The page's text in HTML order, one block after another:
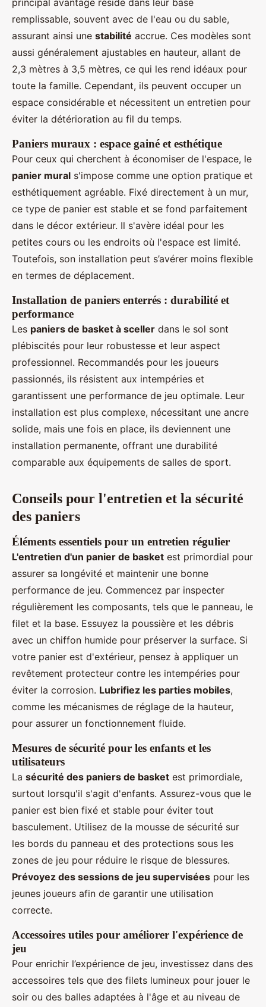
principal avantage réside dans leur base
remplissable, souvent avec de l'eau ou du sable,
assurant ainsi une stabilité accrue. Ces modèles sont
aussi généralement ajustables en hauteur, allant de
2,3 mètres à 3,5 mètres, ce qui les rend idéaux pour
toute la famille. Cependant, ils peuvent occuper un
espace considérable et nécessitent un entretien pour
éviter la détérioration au fil du temps.
Paniers muraux : espace gainé et esthétique
Pour ceux qui cherchent à économiser de l'espace, le
panier mural s'impose comme une option pratique et
esthétiquement agréable. Fixé directement à un mur,
ce type de panier est stable et se fond parfaitement
dans le décor extérieur. Il s'avère idéal pour les
petites cours ou les endroits où l'espace est limité.
Toutefois, son installation peut s’avérer moins flexible
en termes de déplacement.
Installation de paniers enterrés : durabilité et
performance
Les paniers de basket à sceller dans le sol sont
plébiscités pour leur robustesse et leur aspect
professionnel. Recommandés pour les joueurs
passionnés, ils résistent aux intempéries et
garantissent une performance de jeu optimale. Leur
installation est plus complexe, nécessitant une ancre
solide, mais une fois en place, ils deviennent une
installation permanente, offrant une durabilité
comparable aux équipements de salles de sport.
Conseils pour l'entretien et la sécurité
des paniers
Éléments essentiels pour un entretien régulier
L'entretien d'un panier de basket est primordial pour
assurer sa longévité et maintenir une bonne
performance de jeu. Commencez par inspecter
régulièrement les composants, tels que le panneau, le
filet et la base. Essuyez la poussière et les débris
avec un chiffon humide pour préserver la surface. Si
votre panier est d'extérieur, pensez à appliquer un
revêtement protecteur contre les intempéries pour
éviter la corrosion. Lubrifiez les parties mobiles,
comme les mécanismes de réglage de la hauteur,
pour assurer un fonctionnement fluide.
Mesures de sécurité pour les enfants et les
utilisateurs
La sécurité des paniers de basket est primordiale,
surtout lorsqu'il s'agit d'enfants. Assurez-vous que le
panier est bien fixé et stable pour éviter tout
basculement. Utilisez de la mousse de sécurité sur
les bords du panneau et des protections sous les
zones de jeu pour réduire le risque de blessures.
Prévoyez des sessions de jeu supervisées pour les
jeunes joueurs afin de garantir une utilisation
correcte.
Accessoires utiles pour améliorer l'expérience de
jeu
Pour enrichir l’expérience de jeu, investissez dans des
accessoires tels que des filets lumineux pour jouer le
soir ou des balles adaptées à l'âge et au niveau de